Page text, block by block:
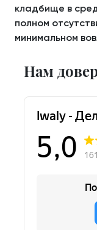
кладбище в
полном
минимальном
Нам